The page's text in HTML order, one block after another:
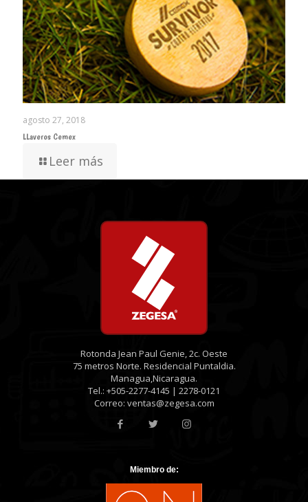
agosto 27, 2018
LLaveros Cemex
Leer más
Rotonda Jean Paul Genie, 2c. Oeste
75 metros Norte. Residencial Puntaldia.
Managua,Nicaragua.
Tel.: +505-2277-4145 | 2278-0121
Correo: ventas@zegesa.com
Miembro de: